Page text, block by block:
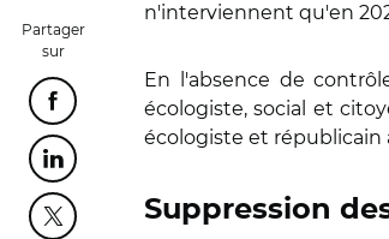
Partager
sur
Partager cette page sur Facebook
Partager cette page sur Linkedin
Partager cette page sur Twitter
n'interviennent qu'en
En l'absence de
écologiste, social et
écologiste et républicain
Suppression